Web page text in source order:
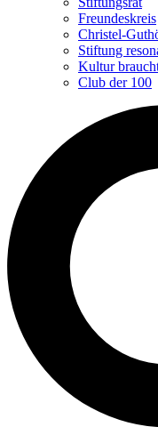
Freundeskreis
Christel-
Stiftung
Kultur
Club der 100